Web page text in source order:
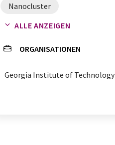
Nanocluster
Dichtefunktionaltheorie
Clusterverbindungen
Nanokristalle Bildung
ALLE ANZEIGEN
ORGANISATIONEN
Georgia Institute of Technology